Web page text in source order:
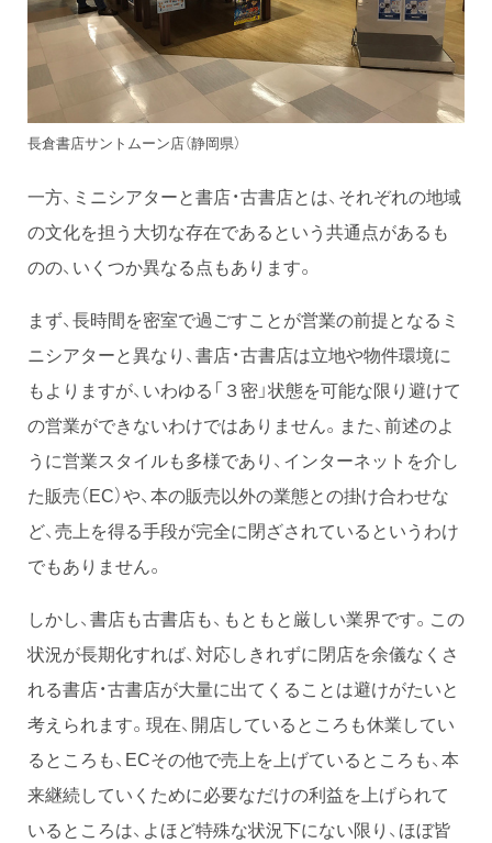
長倉書店サントムーン店（静岡県）
一方、ミニシアターと書店・古書店とは、それぞれの地域
の文化を担う大切な存在であるという共通点があるも
のの、いくつか異なる点もあります。
まず、長時間を密室で過ごすことが営業の前提となるミ
ニシアターと異なり、書店・古書店は立地や物件環境に
もよりますが、いわゆる「３密」状態を可能な限り避けて
の営業ができないわけではありません。また、前述のよ
うに営業スタイルも多様であり、インターネットを介し
た販売（EC）や、本の販売以外の業態との掛け合わせな
ど、売上を得る手段が完全に閉ざされているというわけ
でもありません。
しかし、書店も古書店も、もともと厳しい業界です。この
状況が長期化すれば、対応しきれずに閉店を余儀なくさ
れる書店・古書店が大量に出てくることは避けがたいと
考えられます。現在、開店しているところも休業してい
るところも、ECその他で売上を上げているところも、本
来継続していくために必要なだけの利益を上げられて
いるところは、よほど特殊な状況下にない限り、ほぼ皆